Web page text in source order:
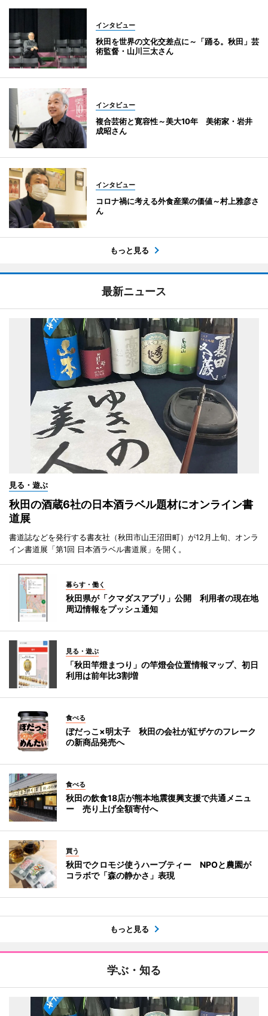
インタビュー
秋田を世界の文化交差点に～「踊る。秋田」芸
術監督・山川三太さん
インタビュー
複合芸術と寛容性～美大10年 美術家・岩井
成昭さん
インタビュー
コロナ禍に考える外食産業の価値～村上雅彦さ
ん
もっと見る
最新ニュース
見る・遊ぶ
秋田の酒蔵6社の日本酒ラベル題材にオンライン書
道展
書道誌などを発行する書友社（秋田市山王沼田町）が12月上旬、オンラ
イン書道展「第1回 日本酒ラベル書道展」を開く。
暮らす・働く
秋田県が「クマダスアプリ」公開 利用者の現在地
周辺情報をプッシュ通知
見る・遊ぶ
「秋田竿燈まつり」の竿燈会位置情報マップ、初日
利用は前年比3割増
食べる
ぼだっこ×明太子 秋田の会社が紅ザケのフレーク
の新商品発売へ
食べる
秋田の飲食18店が熊本地震復興支援で共通メニュ
ー 売り上げ全額寄付へ
買う
秋田でクロモジ使うハーブティー NPOと農園が
コラボで「森の静かさ」表現
もっと見る
学ぶ・知る